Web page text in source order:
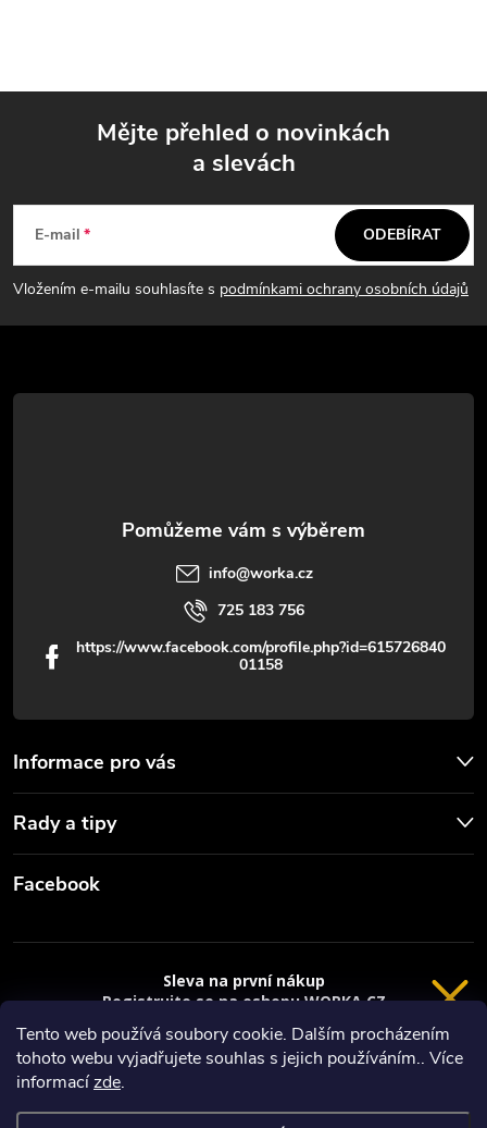
Tento web používá soubory cookie. Dalším procházením
tohoto webu vyjadřujete souhlas s jejich používáním.. Více
informacízde.
p
a
t
Mějte přehled o novinkách
a slevách
E-mail
Vložením e-mailu souhlasíte s podmínkami ochrany osobních údajů
ODEBÍRAT
Informace pro vás
Rady a tipy
info@worka.cz
725 183 756
https://www.facebook.com/profile.php?id=615726840
01158
Facebook
Copyright 2026
VRÁCENÍ 14 DNÍ
Sleva na první nákup
Registrujte se na eshopu WORKA.CZ
sleva 100 Kč* na nákup je Vaše.
Registrace